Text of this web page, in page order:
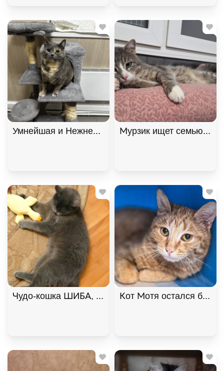
Умнейшая и Нежнейшая кошка Фелиция ищет
Мурзик ищет семью и
Чудо-кошка ШИБА, русская голубая ищет дом. В
Кот Мотя остался без